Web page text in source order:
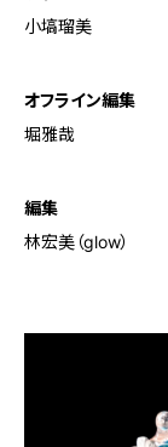
小塙瑠美
オフライン編集
堀雅哉
編集
林宏美（glow）